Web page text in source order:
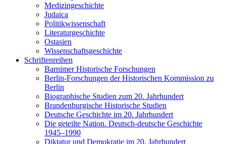
Medizingeschichte
Judaica
Politikwissenschaft
Literaturgeschichte
Ostasien
Wissenschaftsgeschichte
Schriftenreihen
Barnimer Historische Forschungen
Berlin-Forschungen der Historischen Kommission zu
Berlin
Biographische Studien zum 20. Jahrhundert
Brandenburgische Historische Studien
Deutsche Geschichte im 20. Jahrhundert
Die geteilte Nation. Deutsch-deutsche Geschichte
1945–1990
Diktatur und Demokratie im 20. Jahrhundert